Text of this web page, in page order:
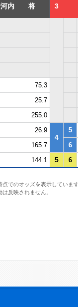
河内 将 3
75.3
25.7
255.0
26.9
4
5
165.7 6
144.1 5 6
でのオッズを表示していま
反映されません。